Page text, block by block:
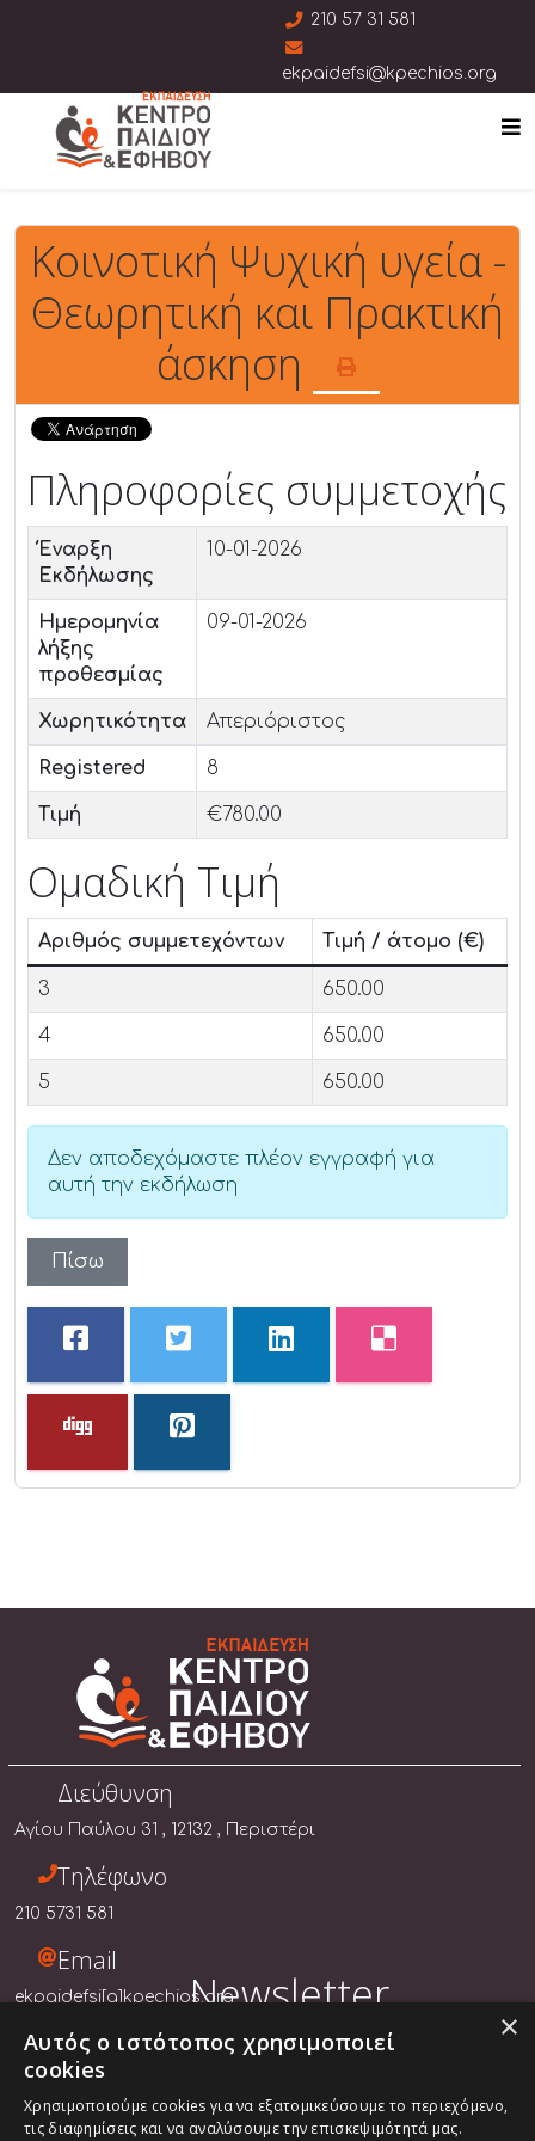
210 57 31 581
ekpaidefsi@kpechios.org
Κοινοτική Ψυχική υγεία -
Θεωρητική και Πρακτική
άσκηση
Πληροφορίες συμμετοχής
Έναρξη
Εκδήλωσης
10-01-2026
Ημερομηνία
λήξης
προθεσμίας
09-01-2026
Χωρητικότητα Απεριόριστος
Registered 8
Τιμή €780.00
Ομαδική Τιμή
Αριθμός συμμετεχόντων Τιμή / άτομο (€)
3 650.00
4 650.00
5 650.00
Δεν αποδεχόμαστε πλέον εγγραφή για
αυτή την εκδήλωση
Πίσω
Διεύθυνση
Αγίου Παύλου 31 , 12132 , Περιστέρι
Τηλέφωνο
210 5731 581
Email
ekpaidefsi[a]kpechios.orgNewsletter
Συμπληρώστε τοemailσας για να ενημερώνεστε για τις×
Αυτός ο ιστότοπος χρησιμοποιεί
cookies
Χρησιμοποιούμε cookies για να εξατομικεύσουμε το περιεχόμενο,
τις διαφημίσεις και να αναλύσουμε την επισκεψιμότητά μας.